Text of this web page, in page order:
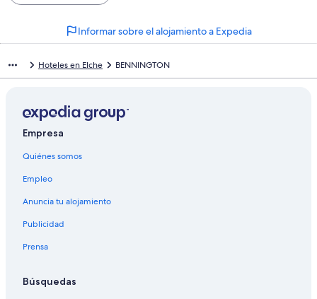
Informar sobre el alojamiento a Expedia
Hoteles en Elche BENNINGTON
Empresa
Quiénes somos
Empleo
Anuncia tu alojamiento
Publicidad
Prensa
Búsquedas